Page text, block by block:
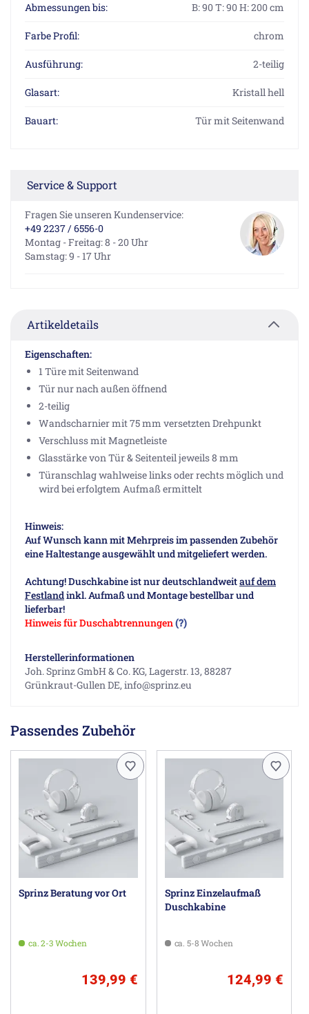
Abmessungen bis: B: 90 T: 90 H: 200 cm
Farbe Profil: chrom
Ausführung: 2-teilig
Glasart: Kristall hell
Bauart: Tür mit Seitenwand
Service & Support
Fragen Sie unseren Kundenservice:
+49 2237 / 6556-0
Montag - Freitag: 8 - 20 Uhr
Samstag: 9 - 17 Uhr
Artikeldetails
Eigenschaften:
1 Türe mit Seitenwand
Tür nur nach außen öffnend
2-teilig
Wandscharnier mit 75 mm versetzten Drehpunkt
Verschluss mit Magnetleiste
Glasstärke von Tür & Seitenteil jeweils 8 mm
Türanschlag wahlweise links oder rechts möglich und
wird bei erfolgtem Aufmaß ermittelt
Hinweis:
Auf Wunsch kann mit Mehrpreis im passenden Zubehör
eine Haltestange ausgewählt und mitgeliefert werden.
Achtung! Duschkabine ist nur deutschlandweitauf dem
Festlandinkl. Aufmaß und Montage bestellbar und
lieferbar!
Hinweis für Duschabtrennungen(?)
Herstellerinformationen
Joh. Sprinz GmbH & Co. KG, Lagerstr. 13, 88287
Grünkraut-Gullen DE, info@sprinz.eu
Passendes Zubehör
Sprinz Beratung vor Ort
ca. 2-3 Wochen
139,99 €
Sprinz Einzelaufmaß
Duschkabine
ca. 5-8 Wochen
124,99 €